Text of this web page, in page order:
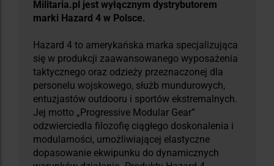
Militaria.pl jest wyłącznym dystrybutorem
marki Hazard 4 w Polsce.
Hazard 4 to amerykańska marka specjalizująca
się w produkcji zaawansowanego wyposażenia
taktycznego oraz odzieży przeznaczonej dla
personelu wojskowego, służb mundurowych,
entuzjastów outdooru i sportów ekstremalnych.
Jej motto „Progressive Modular Gear”
odzwierciedla filozofię ciągłego doskonalenia i
modularności, umożliwiającej elastyczne
dopasowanie ekwipunku do dynamicznych